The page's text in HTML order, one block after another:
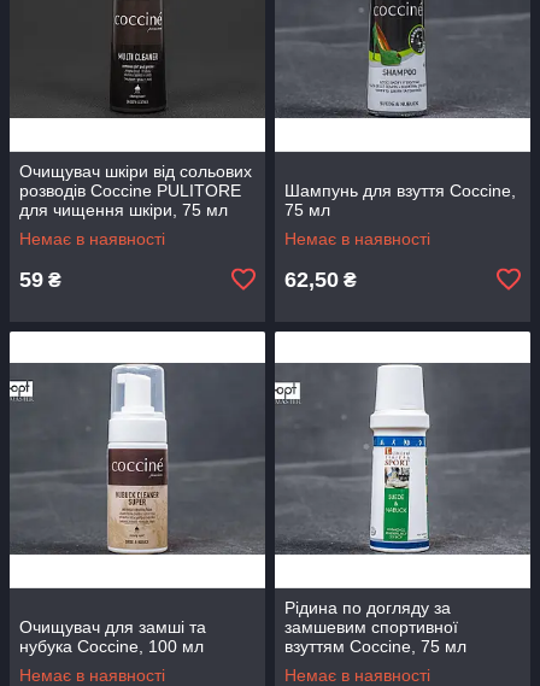
Очищувач шкіри від сольових
розводів Coccine PULITORE
для чищення шкіри, 75 мл
Немає в наявності
59 ₴
Шампунь для взуття Coccine,
75 мл
Немає в наявності
62,50 ₴
Очищувач для замші та
нубука Coccine, 100 мл
Немає в наявності
Рідина по догляду за
замшевим спортивної
взуттям Coccine, 75 мл
Немає в наявності